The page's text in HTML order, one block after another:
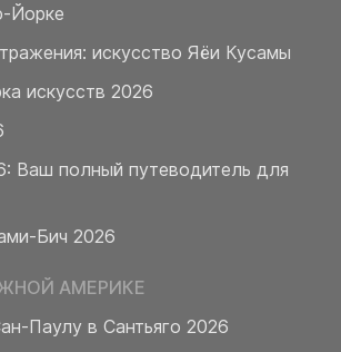
Йорке
искусство Яёи Кусамы
искусств 2026
Ваш полный путеводитель для
Бич 2026
АМЕРИКЕ
Паулу в Сантьяго 2026